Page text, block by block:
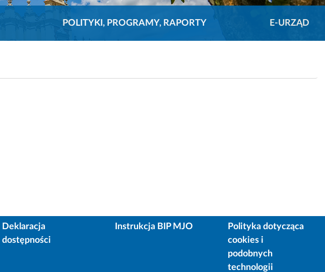
POLITYKI, PROGRAMY, RAPORTY E-URZĄD
Deklaracja
dostępności
Instrukcja BIP MJO
Polityka dotycząca
cookies i
podobnych
technologii